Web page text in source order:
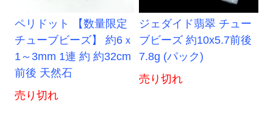
ペリドット 【数量限定
チューブビーズ】 約6ｘ
1～3mm 1連 約 約32cm
前後 天然石
売り切れ
ジェダイド翡翠 チュー
ブビーズ 約10x5.7前後
7.8g (パック)
売り切れ